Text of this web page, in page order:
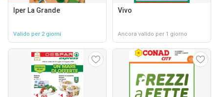
Iper La Grande
Valido per 2 giorni
Vivo
Ancora valido per 1 giorno